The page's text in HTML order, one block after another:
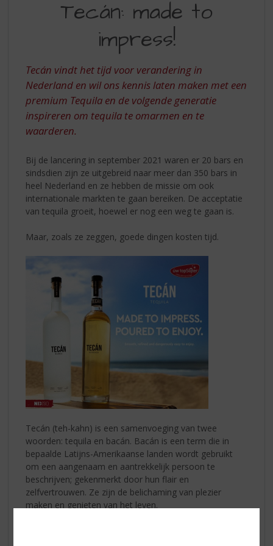
MADETecán: made to
impress!
Tecán vindt het tijd voor verandering in
Nederland en wil ons kennis laten maken met een
premium Tequila en de volgende generatie
inspireren om tequila te omarmen en te
waarderen.
Bij de lancering in september 2021 waren er 20 bars en
sindsdien zijn ze uitgebreid naar meer dan 350 bars in
heel Nederland en ze hebben de missie om ook
internationale markten te gaan bereiken. De acceptatie
van tequila groeit, hoewel er nog een weg te gaan is.
Maar, zoals ze zeggen, goede dingen kosten tijd.
Tecán (teh-kahn) is een samenvoeging van twee
woorden: tequila en bacán. Bacán is een term die in
bepaalde Latijns-Amerikaanse landen wordt gebruikt
om een aangenaam en aantrekkelijk persoon te
beschrijven; gekenmerkt door hun flair en
zelfvertrouwen. Ze zijn de belichaming van plezier
maken en genieten van het leven.